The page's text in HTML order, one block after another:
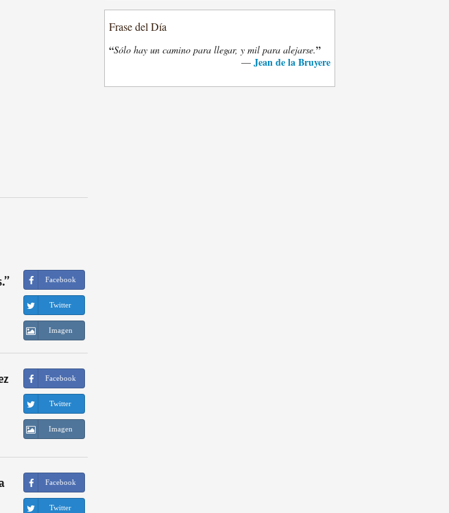
”
Facebook
Twitter
Imagen
Facebook
Twitter
Imagen
Facebook
Twitter
Frase del Día
“Sólo hay un camino para llegar, y mil para alejarse.”
— Jean de la Bruyere